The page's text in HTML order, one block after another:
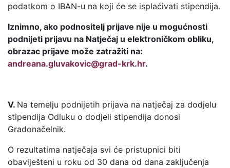
podatkom o IBAN-u na koji će se isplaćivati stipendija.
Iznimno, ako podnositelj prijave nije u mogućnosti
podnijeti prijavu na Natječaj u elektroničkom obliku,
obrazac prijave može zatražiti na:
andreana.gluvakovic@grad-krk.hr.
V. Na temelju podnijetih prijava na natječaj za dodjelu
stipendija Odluku o dodjeli stipendija donosi
Gradonačelnik.
O rezultatima natječaja svi će pristupnici biti
obaviješteni u roku od 30 dana od dana zaključenja